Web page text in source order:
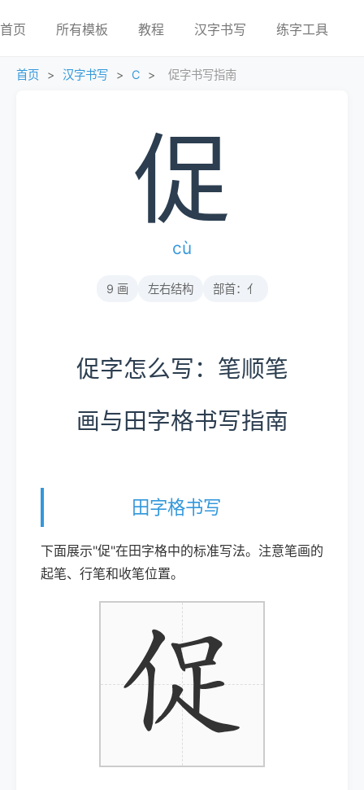
首页 所有模板 教程 汉字书写 练字工具
首页 > 汉字书写 > C > 促字书写指南
促
cù
9 画 左右结构 部首：亻
促字怎么写：笔顺笔
画与田字格书写指南
田字格书写
下面展示"促"在田字格中的标准写法。注意笔画的
起笔、行笔和收笔位置。